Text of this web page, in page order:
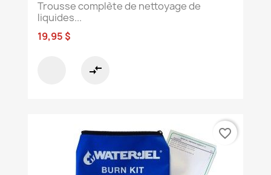
Trousse complète de nettoyage de
liquides...
19,95 $
compare_arrows
favorite_border